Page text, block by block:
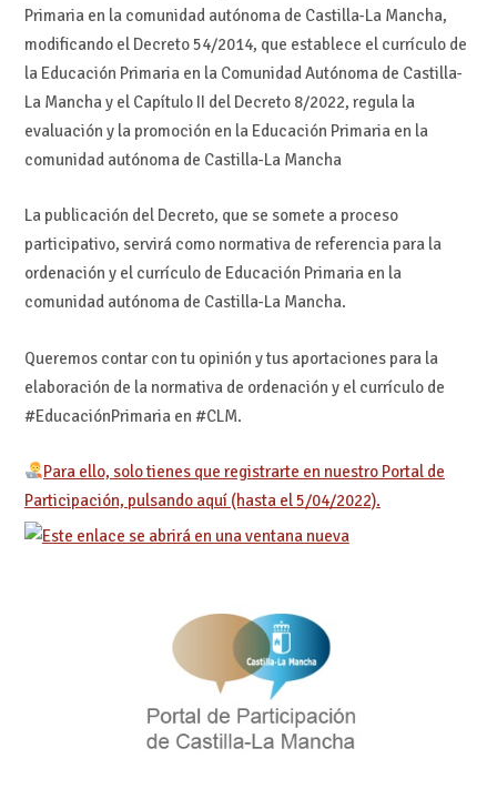
Primaria en la comunidad autónoma de Castilla-La Mancha,
modificando el Decreto 54/2014, que establece el currículo de
la Educación Primaria en la Comunidad Autónoma de Castilla-
La Mancha y el Capítulo II del Decreto 8/2022, regula la
evaluación y la promoción en la Educación Primaria en la
comunidad autónoma de Castilla-La Mancha
La publicación del Decreto, que se somete a proceso
participativo, servirá como normativa de referencia para la
ordenación y el currículo de Educación Primaria en la
comunidad autónoma de Castilla-La Mancha.
Queremos contar con tu opinión y tus aportaciones para la
elaboración de la normativa de ordenación y el currículo de
#EducaciónPrimaria en #CLM.
Para ello, solo tienes que registrarte en nuestro Portal de
Participación, pulsando aquí (hasta el 5/04/2022).